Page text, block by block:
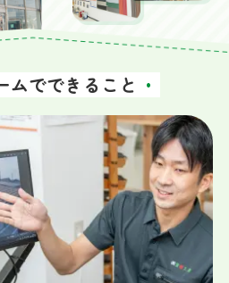
ムでできること